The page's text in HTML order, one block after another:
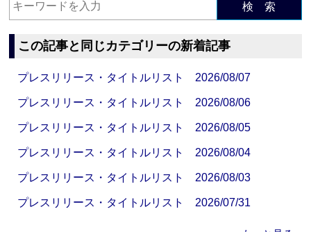
検 索
この記事と同じカテゴリーの新着記事
プレスリリース・タイトルリスト 2026/08/07
プレスリリース・タイトルリスト 2026/08/06
プレスリリース・タイトルリスト 2026/08/05
プレスリリース・タイトルリスト 2026/08/04
プレスリリース・タイトルリスト 2026/08/03
プレスリリース・タイトルリスト 2026/07/31